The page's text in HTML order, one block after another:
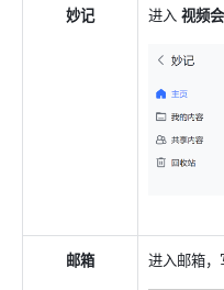
妙记 进入 视频
邮箱 进入邮箱